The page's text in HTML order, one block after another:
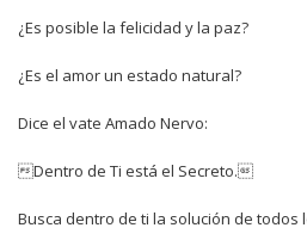
¿Es posible la felicidad y la paz?
¿Es el amor un estado natural?
Dice el vate Amado Nervo:
Dentro de Ti está el Secreto.
Busca dentro de ti la solución de todos